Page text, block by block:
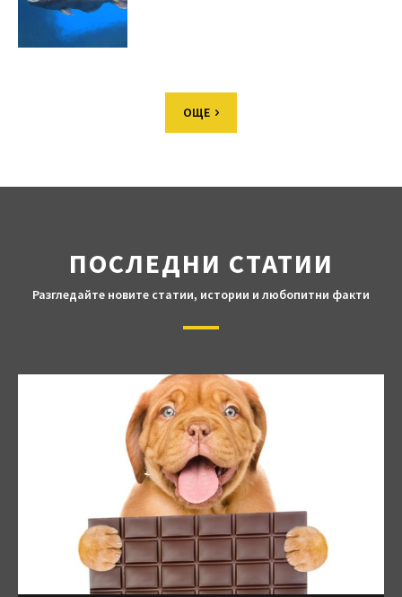
ОЩЕ
ПОСЛЕДНИ СТАТИИ
Разгледайте новите статии, истории и любопитни факти